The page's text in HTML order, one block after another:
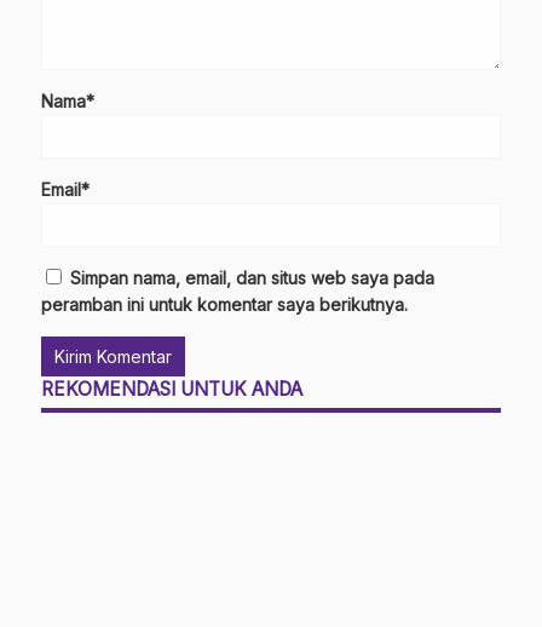
Nama*
Email*
Simpan nama, email, dan situs web saya pada
peramban ini untuk komentar saya berikutnya.
REKOMENDASI UNTUK ANDA